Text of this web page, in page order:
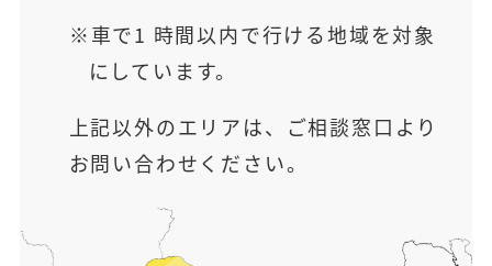
車で1 時間以内で行ける地域を対象
にしています。
上記以外のエリアは、ご相談窓口より
お問い合わせください。